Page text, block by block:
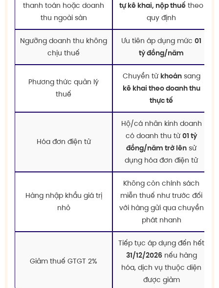
thanh toán hoặc doanh
thu ngoài sàn
tự kê khai, nộp thuế theo
quy định
Ngưỡng doanh thu không
chịu thuế
Ưu tiên áp dụng mức 01
tỷ đồng/năm
Phương thức quản lý
thuế
Chuyển từ khoánsang
kê khai theo doanh thu
thực tế
Hóa đơn điện tử
Hộ/cá nhân kinh doanh
có doanh thu từ 01 tỷ
đồng/năm trở lên sử
dụng hóa đơn điện tử
Hàng nhập khẩu giá trị
nhỏ
Không còn chính sách
miễn thuế như trước đối
với hàng gửi qua chuyển
phát nhanh
Giảm thuế GTGT 2%
Tiếp tục áp dụng đến hết
31/12/2026nếu hàng
hóa, dịch vụ thuộc diện
được giảm